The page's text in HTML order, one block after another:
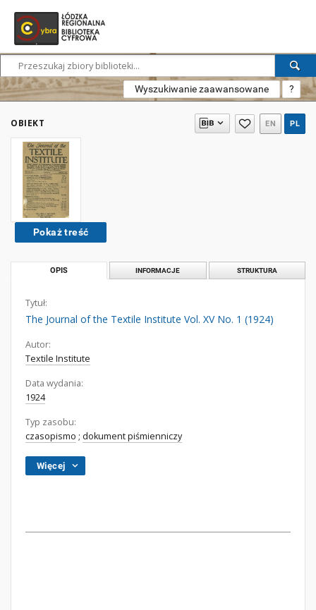
Wyszukiwanie zaawansowane ?
OBIEKT EN PL
Pokaż treść
OPIS INFORMACJE STRUKTURA
Tytuł:
The Journal of the Textile Institute Vol. XV No. 1 (1924)
Autor:
Textile Institute
Data wydania:
1924
Typ zasobu:
czasopismo ; dokument piśmienniczy
Więcej